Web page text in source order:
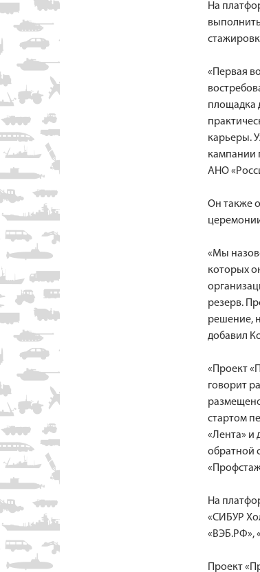
На
«Первая
площадка
карьеры.
кампании
АНО
Он также
«Мы
которых
резерв.
решение,
добавил
«Проект
говорит
стартом
«Лента» и
обратной
На
«СИБУР
«ВЭБ.РФ»,
Проект